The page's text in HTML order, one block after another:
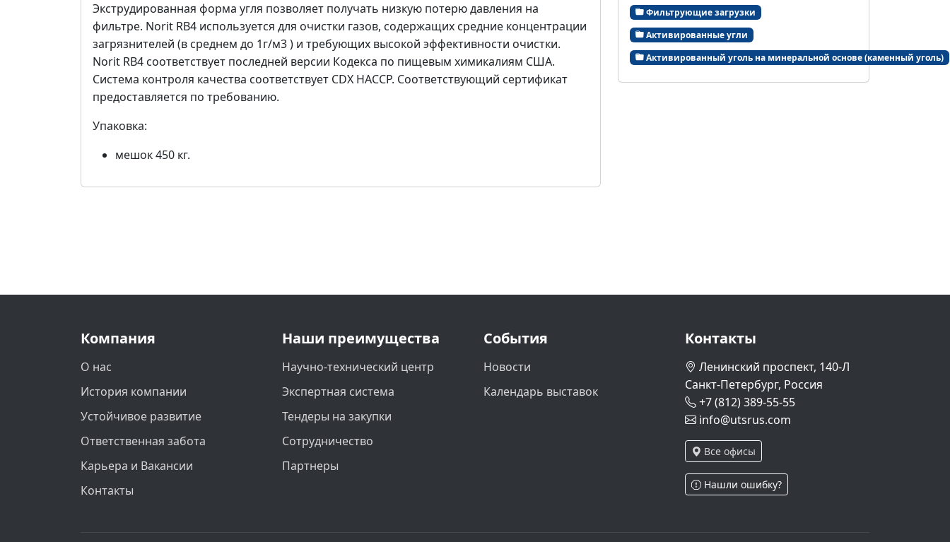
Экструдированная форма угля позволяет получать низкую потерю давления на
фильтре. Norit RB4 используется для очистки газов, содержащих средние концентрации
загрязнителей (в среднем до 1г/м3 ) и требующих высокой эффективности очистки.
Norit RB4 соответствует последней версии Кодекса по пищевым химикалиям США.
Система контроля качества соответствует CDX HACCP. Соответствующий сертификат
предоставляется по требованию.
Упаковка:
мешок 450 кг.
Фильтрующие загрузки
Активированные угли
Активированный уголь на минеральной основе (каменный уголь)
Компания
О нас
История компании
Устойчивое развитие
Ответственная забота
Карьера и Вакансии
Контакты
Наши преимущества
Научно-технический центр
Экспертная система
Тендеры на закупки
Сотрудничество
Партнеры
События
Новости
Календарь выставок
Контакты
Ленинский проспект, 140-Л
Санкт-Петербург, Россия
+7 (812) 389-55-55
info@utsrus.com
Все офисы
Нашли ошибку?